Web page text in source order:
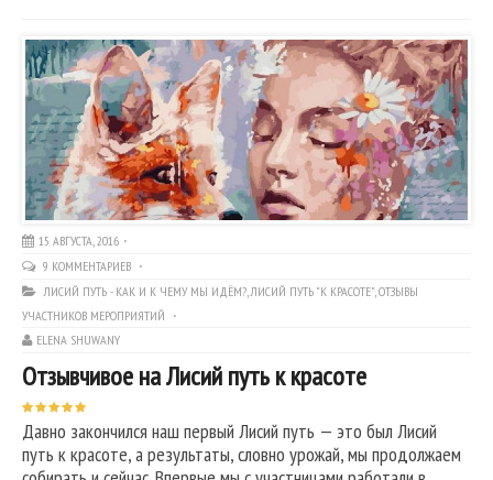
15 АВГУСТА, 2016
9 КОММЕНТАРИЕВ
ЛИСИЙ ПУТЬ - КАК И К ЧЕМУ МЫ ИДЁМ?,ЛИСИЙ ПУТЬ "К КРАСОТЕ",ОТЗЫВЫ
УЧАСТНИКОВ МЕРОПРИЯТИЙ
ELENA SHUWANY
Отзывчивое на Лисий путь к красоте
Давно закончился наш первый Лисий путь — это был Лисий
путь к красоте, а результаты, словно урожай, мы продолжаем